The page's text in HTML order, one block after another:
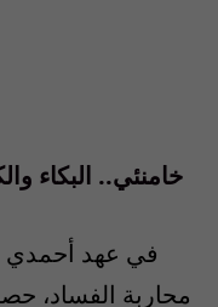
خامنئي.. البكاء
في عهد أحمدي
محاربة الفساد،